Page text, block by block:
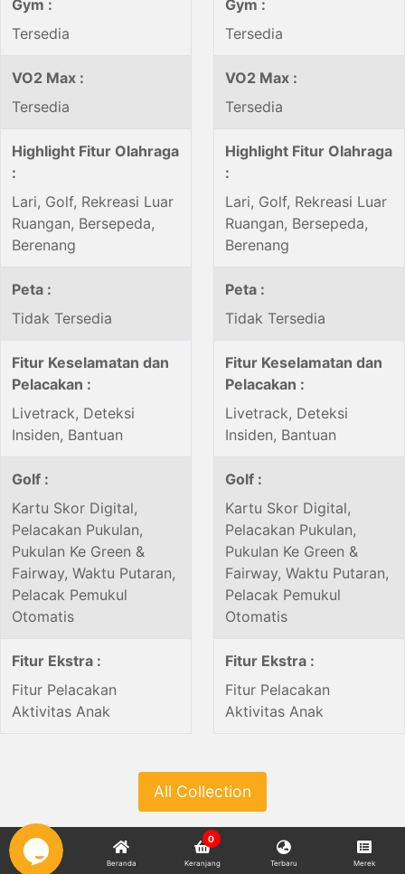
Gym :
Tersedia
Gym :
Tersedia
VO2 Max :
Tersedia
VO2 Max :
Tersedia
Highlight Fitur Olahraga
:
Lari, Golf, Rekreasi Luar
Ruangan, Bersepeda,
Berenang
Highlight Fitur Olahraga
:
Lari, Golf, Rekreasi Luar
Ruangan, Bersepeda,
Berenang
Peta :
Tidak Tersedia
Peta :
Tidak Tersedia
Fitur Keselamatan dan
Pelacakan :
Livetrack, Deteksi
Insiden, Bantuan
Fitur Keselamatan dan
Pelacakan :
Livetrack, Deteksi
Insiden, Bantuan
Golf :
Kartu Skor Digital,
Pelacakan Pukulan,
Pukulan Ke Green &
Fairway, Waktu Putaran,
Pelacak Pemukul
Otomatis
Golf :
Kartu Skor Digital,
Pelacakan Pukulan,
Pukulan Ke Green &
Fairway, Waktu Putaran,
Pelacak Pemukul
Otomatis
Fitur Ekstra :
Fitur Pelacakan
Aktivitas Anak
Fitur Ekstra :
Fitur Pelacakan
Aktivitas Anak
All Collection
Beranda Keranjang
0
Terbaru Merek